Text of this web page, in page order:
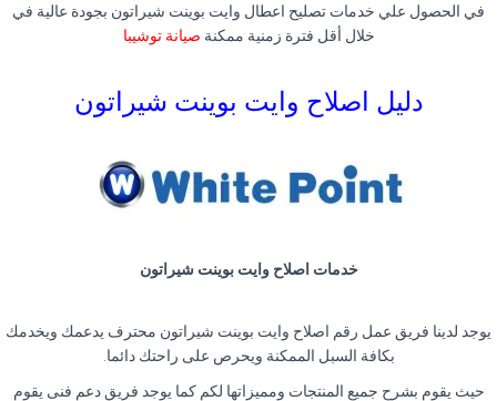
في الحصول علي خدمات تصليح اعطال وايت بوينت شيراتون بجودة عالية في
خلال أقل فترة زمنية ممكنة صيانة توشيبا
دليل اصلاح وايت بوينت شيراتون
خدمات اصلاح وايت بوينت شيراتون
يوجد لدينا فريق عمل رقم اصلاح وايت بوينت شيراتون محترف يدعمك ويخدمك
بكافة السبل الممكنة ويحرص على راحتك دائما
حيث يقوم بشرح جميع المنتجات ومميزاتها لكم كما يوجد فريق دعم فنى يقوم